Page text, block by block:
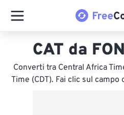
CAT da
Converti tra Central Africa
Time (CDT). Fai clic sul